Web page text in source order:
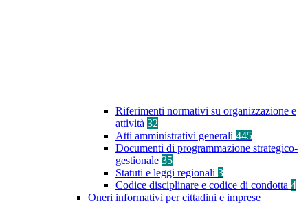
Riferimenti normativi su organizzazione e
attività 32
Atti amministrativi generali 445
Documenti di programmazione strategico-
gestionale 35
Statuti e leggi regionali 3
Codice disciplinare e codice di condotta 4
Oneri informativi per cittadini e imprese